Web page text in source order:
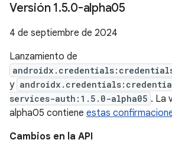
Versión 1.5.0-alpha05
4 de septiembre de 2024
Lanzamiento de
y
services-auth:1.5.0-alpha05 . La
alpha05 contiene estas
Cambios en la API